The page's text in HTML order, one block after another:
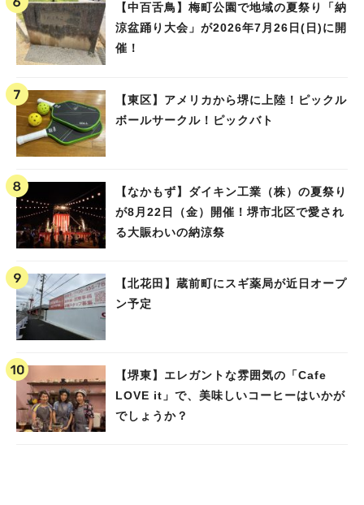
【中百舌鳥】梅町公園で地域の夏祭り「納
涼盆踊り大会」が2026年7月26日(日)に開
催！
【東区】アメリカから堺に上陸！ピックル
ボールサークル！ピックバト
【なかもず】ダイキン工業（株）の夏祭り
が8月22日（金）開催！堺市北区で愛され
る大賑わいの納涼祭
【北花田】蔵前町にスギ薬局が近日オープ
ン予定
【堺東】エレガントな雰囲気の「Cafe
LOVE it」で、美味しいコーヒーはいかが
でしょうか？